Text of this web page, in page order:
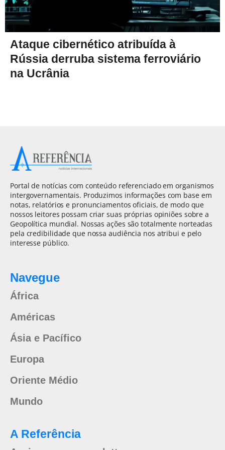
Ataque cibernético atribuída à
Rússia derruba sistema ferroviário
na Ucrânia
Portal de notícias com conteúdo referenciado em organismos
intergovernamentais. Produzimos informações com base em
notas, relatórios e pronunciamentos oficiais, de modo que
nossos leitores possam criar suas próprias opiniões sobre a
Geopolítica mundial. Nossas ações são totalmente norteadas
pela credibilidade que nossa audiência nos atribui e pelo
interesse público.
Navegue
África
Américas
Ásia e Pacífico
Europa
Oriente Médio
Mundo
A Referência